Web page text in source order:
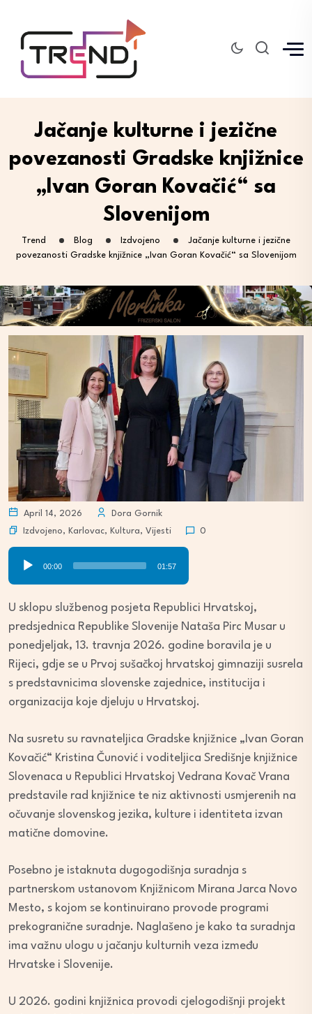
Jačanje kulturne i jezične
povezanosti Gradske knjižnice
„Ivan Goran Kovačić“ sa
Slovenijom
Trend Blog Izdvojeno
Jačanje kulturne i jezične
povezanosti Gradske knjižnice „Ivan Goran Kovačić“ sa Slovenijom
April 14, 2026
Dora Gornik
Izdvojeno, Karlovac, Kultura, Vijesti 0
00:00 01:57
U sklopu službenog posjeta Republici Hrvatskoj,
predsjednica Republike Slovenije Nataša Pirc Musar u
ponedjeljak, 13. travnja 2026. godine boravila je u
Rijeci, gdje se u Prvoj sušačkoj hrvatskoj gimnaziji susrela
s predstavnicima slovenske zajednice, institucija i
organizacija koje djeluju u Hrvatskoj.
Na susretu su ravnateljica Gradske knjižnice „Ivan Goran
Kovačić“ Kristina Čunović i voditeljica Središnje knjižnice
Slovenaca u Republici Hrvatskoj Vedrana Kovač Vrana
predstavile rad knjižnice te niz aktivnosti usmjerenih na
očuvanje slovenskog jezika, kulture i identiteta izvan
matične domovine.
Posebno je istaknuta dugogodišnja suradnja s
partnerskom ustanovom Knjižnicom Mirana Jarca Novo
Mesto, s kojom se kontinuirano provode programi
prekogranične suradnje. Naglašeno je kako ta suradnja
ima važnu ulogu u jačanju kulturnih veza između
Hrvatske i Slovenije.
U 2026. godini knjižnica provodi cjelogodišnji projekt